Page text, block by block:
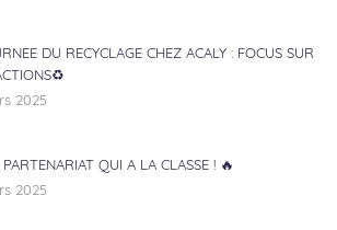
DU RECYCLAGE CHEZ ACALY : FOCUS SUR
2025
QUI A LA CLASSE ! 🔥
2025